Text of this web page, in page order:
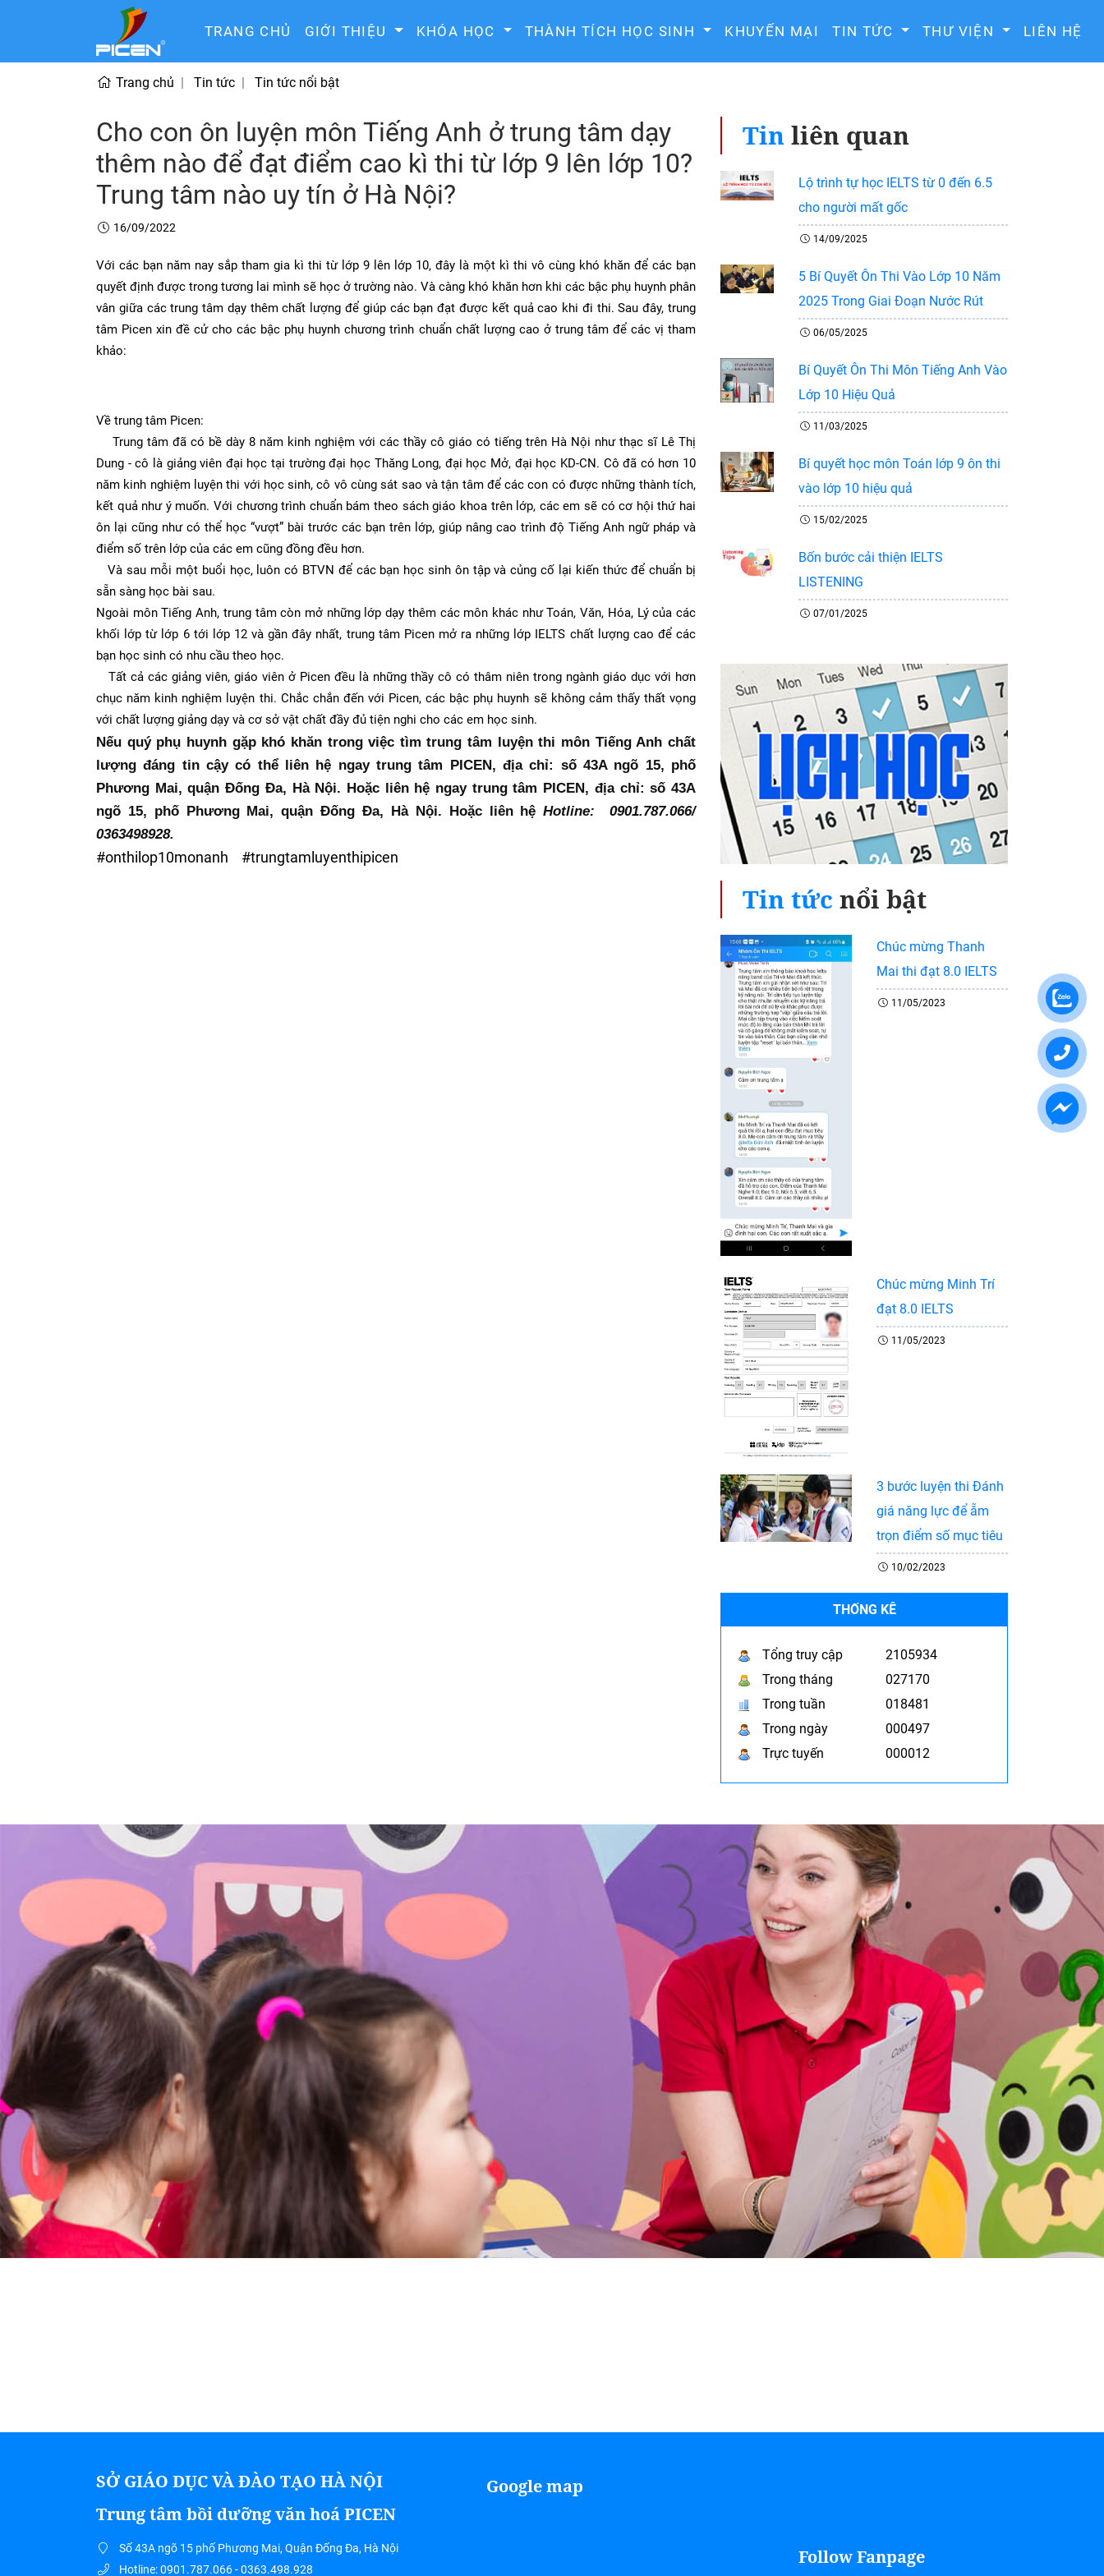
TRANG CHỦ GIỚI THIỆU KHÓA HỌC THÀNH TÍCH HỌC SINH KHUYẾN MẠI TIN TỨC THƯ VIỆN LIÊN HỆ
Trang chủ Tin tức Tin tức nổi bật
Cho con ôn luyện môn Tiếng Anh ở trung tâm dạy
thêm nào để đạt điểm cao kì thi từ lớp 9 lên lớp 10?
Trung tâm nào uy tín ở Hà Nội?
16/09/2022
Với các bạn năm nay sắp tham gia kì thi từ lớp 9 lên lớp 10, đây là một kì thi vô cùng khó khăn để các bạn
quyết định được trong tương lai mình sẽ học ở trường nào. Và càng khó khăn hơn khi các bậc phụ huynh phân
vân giữa các trung tâm dạy thêm chất lượng để giúp các bạn đạt được kết quả cao khi đi thi. Sau đây, trung
tâm Picen xin đề cử cho các bậc phụ huynh chương trình chuẩn chất lượng cao ở trung tâm để các vị tham
khảo:
Về trung tâm Picen:
Trung tâm đã có bề dày 8 năm kinh nghiệm với các thầy cô giáo có tiếng trên Hà Nội như thạc sĩ Lê Thị
Dung - cô là giảng viên đại học tại trường đại học Thăng Long, đại học Mở, đại học KD-CN. Cô đã có hơn 10
năm kinh nghiệm luyện thi với học sinh, cô vô cùng sát sao và tận tâm để các con có được những thành tích,
kết quả như ý muốn. Với chương trình chuẩn bám theo sách giáo khoa trên lớp, các em sẽ có cơ hội thứ hai
ôn lại cũng như có thể học “vượt” bài trước các bạn trên lớp, giúp nâng cao trình độ Tiếng Anh ngữ pháp và
điểm số trên lớp của các em cũng đồng đều hơn.
Và sau mỗi một buổi học, luôn có BTVN để các bạn học sinh ôn tập và củng cố lại kiến thức để chuẩn bị
sẵn sàng học bài sau.
Ngoài môn Tiếng Anh, trung tâm còn mở những lớp dạy thêm các môn khác như Toán, Văn, Hóa, Lý của các
khối lớp từ lớp 6 tới lớp 12 và gần đây nhất, trung tâm Picen mở ra những lớp IELTS chất lượng cao để các
bạn học sinh có nhu cầu theo học.
Tất cả các giảng viên, giáo viên ở Picen đều là những thầy cô có thâm niên trong ngành giáo dục với hơn
chục năm kinh nghiệm luyện thi. Chắc chắn đến với Picen, các bậc phụ huynh sẽ không cảm thấy thất vọng
với chất lượng giảng dạy và cơ sở vật chất đầy đủ tiện nghi cho các em học sinh.
Nếu quý phụ huynh gặp khó khăn trong việc tìm trung tâm luyện thi môn Tiếng Anh chất
lượng đáng tin cậy có thể liên hệ ngay trung tâm PICEN, địa chỉ: số 43A ngõ 15, phố
Phương Mai, quận Đống Đa, Hà Nội. Hoặc liên hệ ngay trung tâm PICEN, địa chỉ: số 43A
ngõ 15, phố Phương Mai, quận Đống Đa, Hà Nội. Hoặc liên hệ Hotline:  0901.787.066/
0363498928.
#onthilop10monanh #trungtamluyenthipicen
Tinliên quan
Lộ trình tự học IELTS từ 0 đến 6.5
cho người mất gốc
14/09/2025
5 Bí Quyết Ôn Thi Vào Lớp 10 Năm
2025 Trong Giai Đoạn Nước Rút
06/05/2025
Bí Quyết Ôn Thi Môn Tiếng Anh Vào
Lớp 10 Hiệu Quả
11/03/2025
Bí quyết học môn Toán lớp 9 ôn thi
vào lớp 10 hiệu quả
15/02/2025
Bốn bước cải thiện IELTS
LISTENING
07/01/2025
Tin tức nổi bật
Chúc mừng Thanh
Mai thi đạt 8.0 IELTS
11/05/2023
Chúc mừng Minh Trí
đạt 8.0 IELTS
11/05/2023
3 bước luyện thi Đánh
giá năng lực để ẵm
trọn điểm số mục tiêu
10/02/2023
THỐNG KÊ
Tổng truy cập
2105934
Trong tháng
027170
Trong tuần
018481
Trong ngày
000497
Trực tuyến
000012
SỞ GIÁO DỤC VÀ ĐÀO TẠO HÀ NỘI
Trung tâm bồi dưỡng văn hoá PICEN
Số 43A ngõ 15 phố Phương Mai, Quận Đống Đa, Hà Nội
Hotline: 0901.787.066 - 0363.498.928
Google map
Follow Fanpage